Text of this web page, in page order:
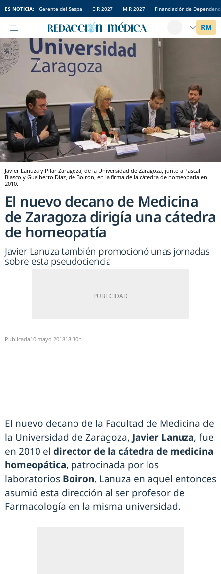
ES NOTICIA: Gerente del Sespa EIR 2027 MIR 2027 Financiación de
Javier Lanuza y Pilar Zaragoza, de la Universidad de Zaragoza, junto a Pascal
Blasco y Gualberto Díaz, de Boiron, en la firma de la cátedra de homeopatía en
2010.
El nuevo decano de Medicina
de Zaragoza dirigía una cátedra
de homeopatía
Javier Lanuza también promocionó unas jornadas
sobre esta pseudociencia
Publicada10 mayo 201818:30h
El nuevo decano de la Facultad de Medicina de
la Universidad de Zaragoza, Javier Lanuza, fue
en 2010 el director de la cátedra de medicina
homeopática, patrocinada por los
laboratorios Boiron. Lanuza en aquel entonces
asumió esta dirección al ser profesor de
Farmacología en la misma universidad.